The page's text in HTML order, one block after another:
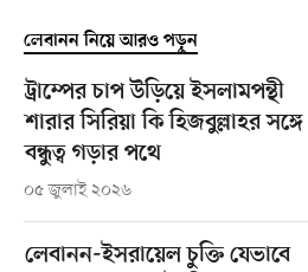
লেবানন নিয়ে আরও পড়ুন
ট্রাম্পের চাপ উড়িয়ে ইসলামপন্থী
শারার সিরিয়া কি হিজবুল্লাহর সঙ্গে
বন্ধুত্ব গড়ার পথে
০৫ জুলাই ২০২৬
লেবানন-ইসরায়েল চুক্তি যেভাবে